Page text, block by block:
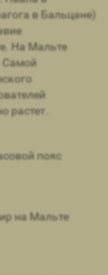
в Бальцане)
На Мальте
Самой
растет.
пояс
на Мальте